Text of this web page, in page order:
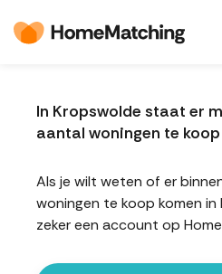
In Kropswolde staat er
aantal woningen te
Als je wilt weten of er
woningen te koop komen in
zeker een account op